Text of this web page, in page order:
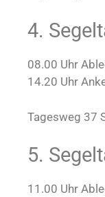
4.
08.00 Uhr
14.20 Uhr
Tagesweg 37
5.
11.00 Uhr